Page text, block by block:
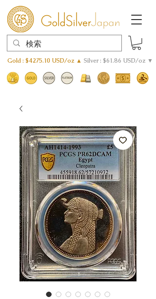
Gold : $4275.10 USD/oz ▲ Silver : $61.86 USD/oz ▼